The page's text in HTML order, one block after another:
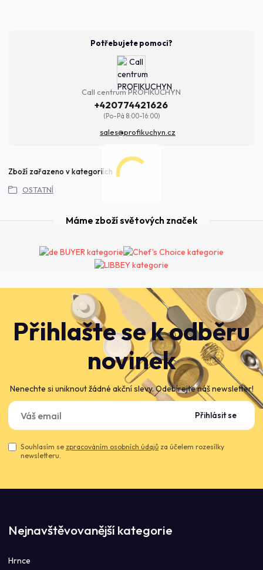
Potřebujete pomoci?
Call centrum PROFIKUCHYN
+420774421626
(Po-Pá 8:00-16:00)
sales@profikuchyn.cz
Zboží zařazeno v kategoriích
OSTATNÍ
Přihlašte se k odběru
novinek
Nenechte si uniknout žádné akční slevy. Odebírejte náš newsletter!
Přihlásit se
Souhlasím se zpracováním osobních údajů za účelem rozesílky
newsletteru.
Máme zboží světových značek
Nejnavštěvovanější kategorie
Hrnce